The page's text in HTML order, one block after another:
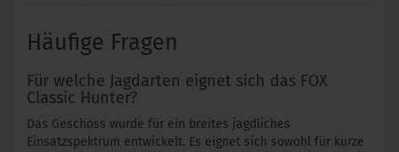
Häufige Fragen
Für welche Jagdarten eignet sich das FOX
Classic Hunter?
Das Geschoss wurde für ein breites jagdliches
Einsatzspektrum entwickelt. Es eignet sich sowohl für kurze